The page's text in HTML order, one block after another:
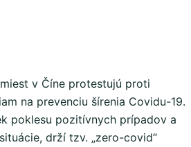
v Číne protestujú proti
na prevenciu šírenia Covidu-19.
poklesu pozitívnych prípadov a
drží tzv. „zero-covid“